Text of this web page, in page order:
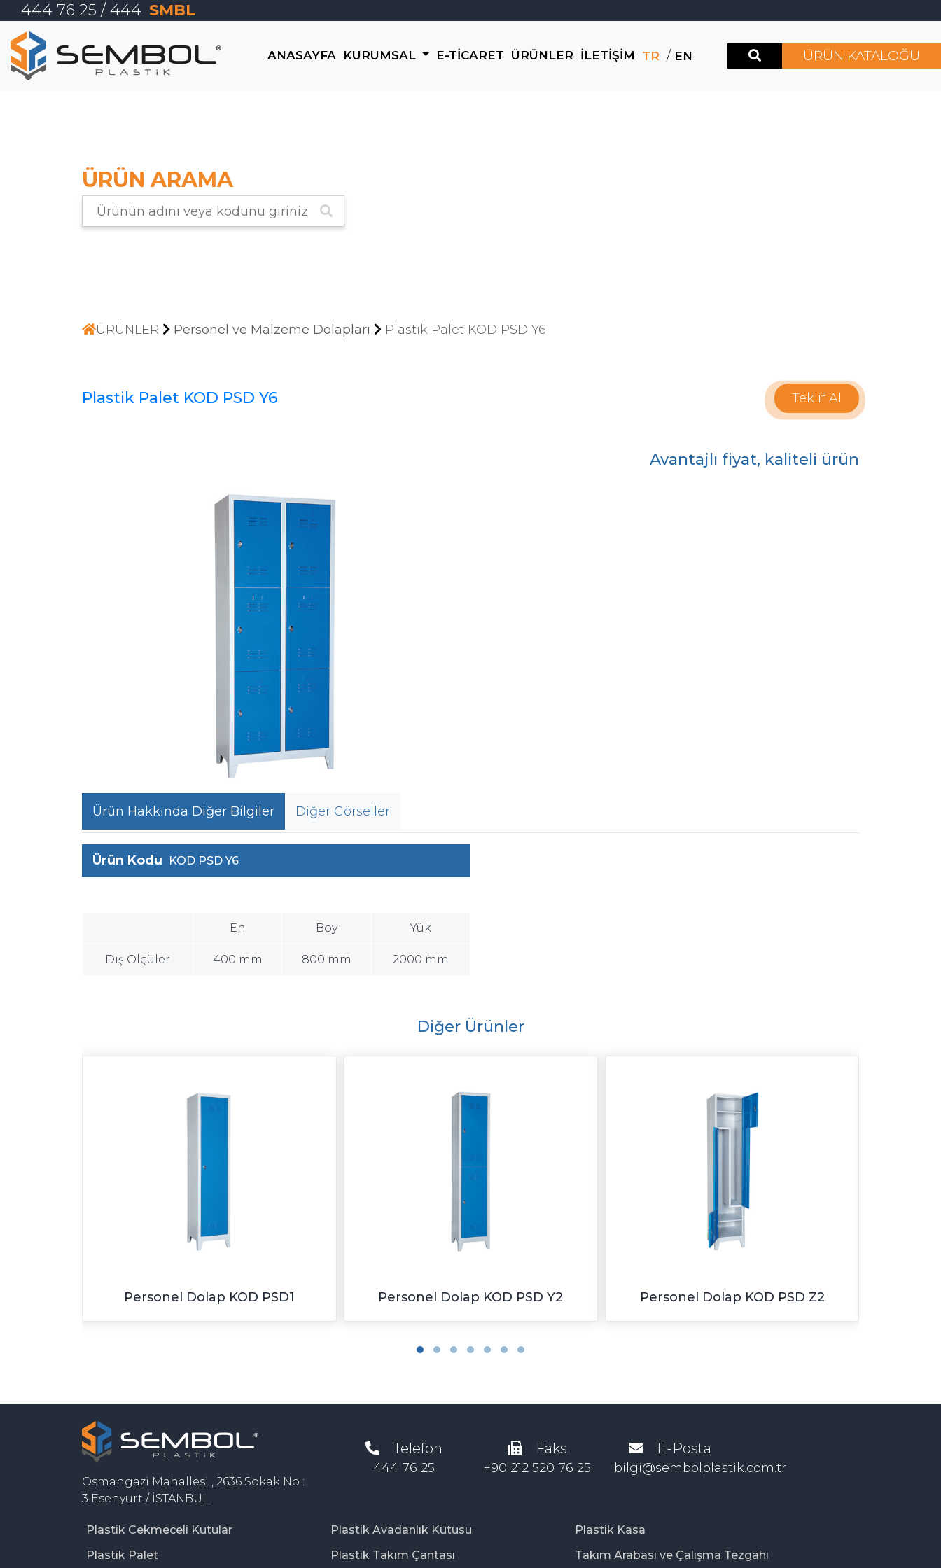
444 76 25 / 444 SMBL
ANASAYFA KURUMSAL E-TİCARET ÜRÜNLER İLETİŞİM TR / EN ÜRÜN KATALOĞU
TR
EN
ÜRÜN ARAMA
ÜRÜNLER Personel ve Malzeme Dolapları Plastik Palet KOD PSD Y6
Plastik Palet KOD PSD Y6 Teklif Al
Avantajlı fiyat, kaliteli ürün
Ürün Hakkında Diğer Bilgiler Diğer Görseller
Ürün Kodu KOD PSD Y6
En Boy Yük
Dış Ölçüler 400 mm 800 mm 2000 mm
Diğer Ürünler
Personel Dolap KOD PSD1 Personel Dolap KOD PSD Y2 Personel Dolap KOD PSD Z2
Osmangazi Mahallesi , 2636 Sokak No :
3 Esenyurt / İSTANBUL
Telefon
444 76 25
Faks
+90 212 520 76 25
E-Posta
bilgi@sembolplastik.com.tr
Plastik Cekmeceli Kutular Plastik Avadanlık Kutusu
Plastik Kasa
Plastik Palet
Plastik Takım Çantası Takım Arabası ve Çalışma Tezgahı